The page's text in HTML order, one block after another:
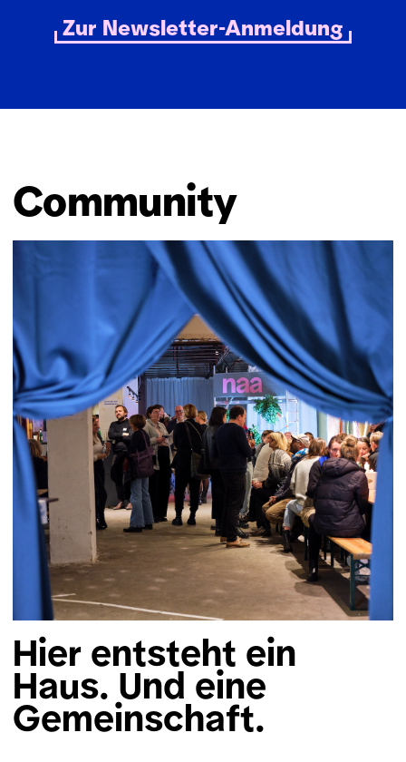
altona.podigee.io.
Zur Newsletter-Anmeldung
Community
Hier entsteht ein
Haus. Und eine
Gemeinschaft.